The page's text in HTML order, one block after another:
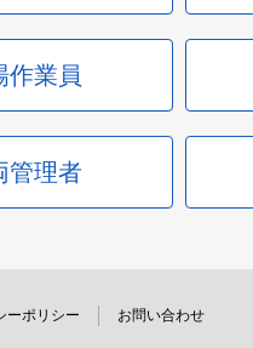
作業員
管理者
ーポリシー お問い合わせ